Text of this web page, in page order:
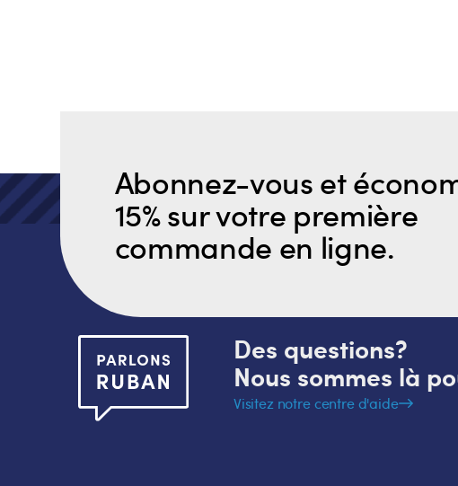
Abonnez-vous et
15% sur votre première
commande en ligne.
Des questions?
Nous sommes là
Visitez notre centre d'aide